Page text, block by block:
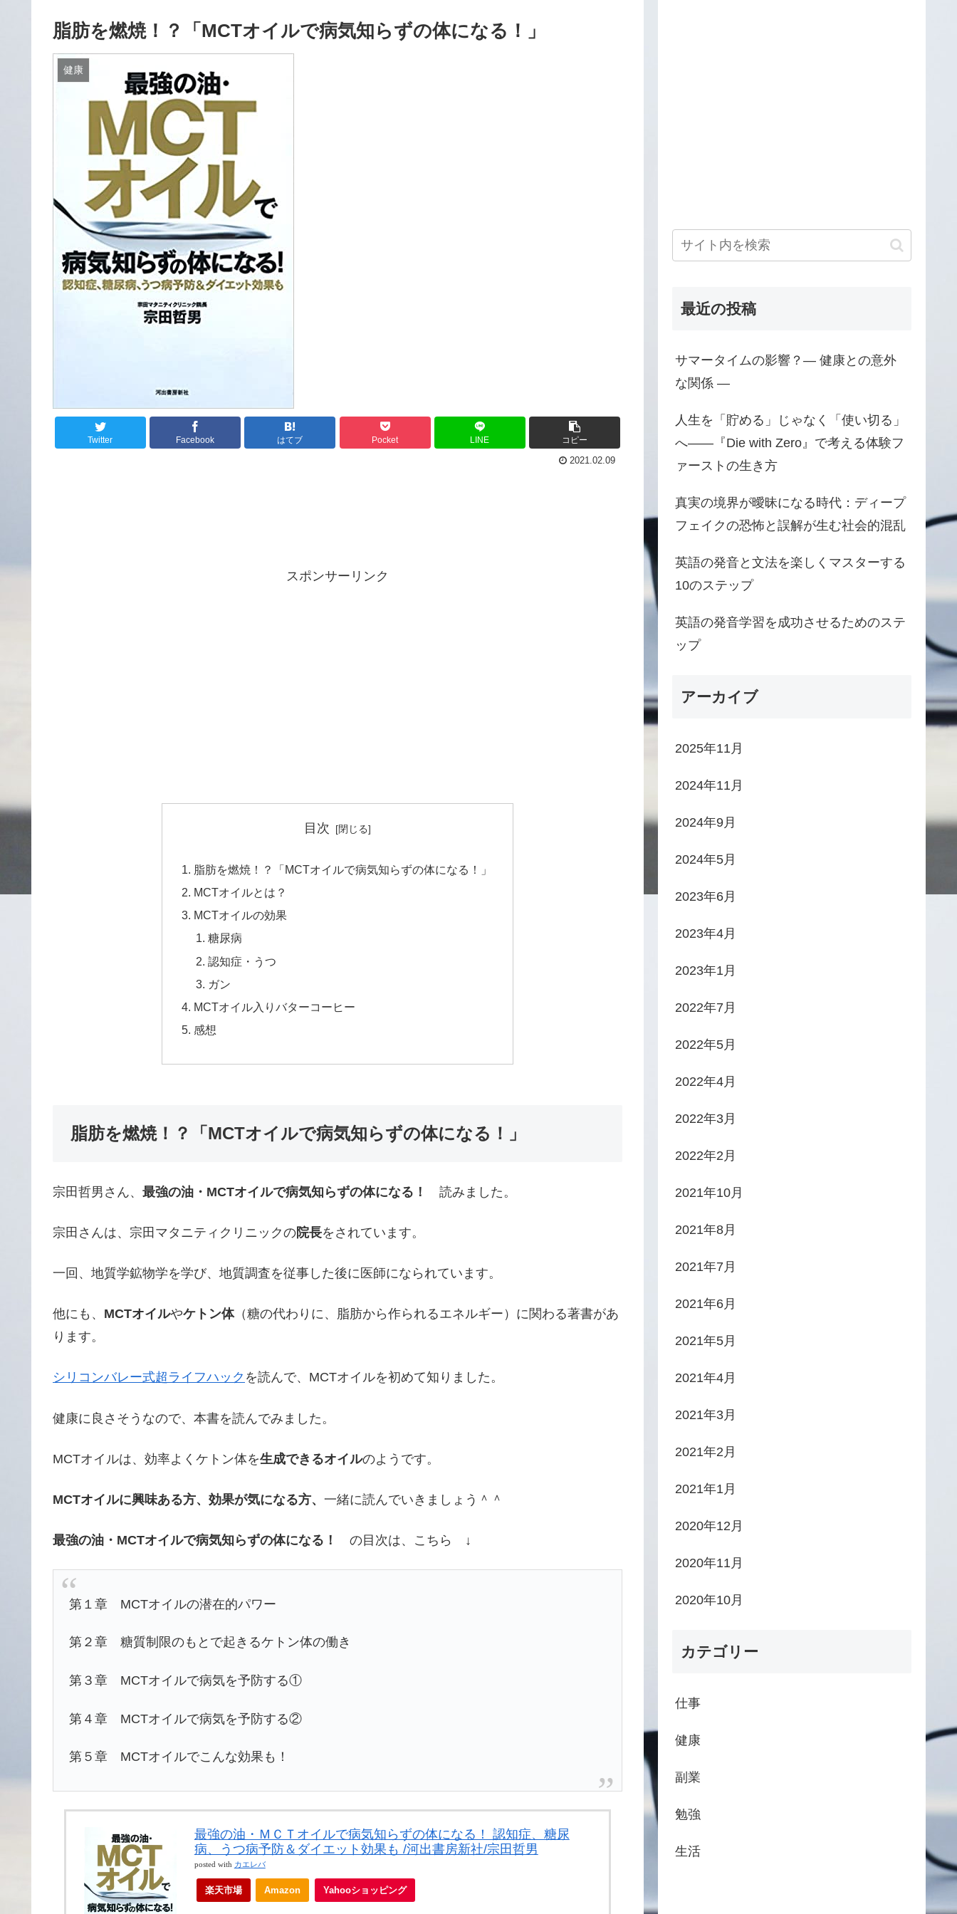
脂肪を燃焼！？「MCTオイルで病気知らずの体になる！」
健康
Twitter Facebook はてブ Pocket LINE コピー
2021.02.09
スポンサーリンク
目次
脂肪を燃焼！？「MCTオイルで病気知らずの体になる！」
MCTオイルとは？
MCTオイルの効果
糖尿病
認知症・うつ
ガン
MCTオイル入りバターコーヒー
感想
脂肪を燃焼！？「MCTオイルで病気知らずの体になる！」
宗田哲男さん、 最強の油・MCTオイルで病気知らずの体になる！ 読みました。
宗田さんは、宗田マタニティクリニックの院長をされています。
一回、地質学鉱物学を学び、地質調査を従事した後に医師になられています。
他にも、 MCTオイルやケトン体（糖の代わりに、脂肪から作られるエネルギー）に関わる著書があ
ります。
シリコンバレー式超ライフハック を読んで、MCTオイルを初めて知りました。
健康に良さそうなので、本書を読んでみました。
MCTオイルは、効率よくケトン体を生成できるオイルのようです。
MCTオイルに興味ある方、効果が気になる方、 一緒に読んでいきましょう＾＾
最強の油・MCTオイルで病気知らずの体になる！ の目次は、こちら ↓
第１章 MCTオイルの潜在的パワー
第２章 糖質制限のもとで起きるケトン体の働き
第３章 MCTオイルで病気を予防する①
第４章 MCTオイルで病気を予防する②
第５章 MCTオイルでこんな効果も！
最強の油・ＭＣＴオイルで病気知らずの体になる！ 認知症、糖尿
病、うつ病予防＆ダイエット効果も /河出書房新社/宗田哲男
posted with カエレバ
楽天市場 Amazon Yahooショッピング
最近の投稿
サマータイムの影響？― 健康との意外
な関係 ―
人生を「貯める」じゃなく「使い切る」
へ――『Die with Zero』で考える体験フ
ァーストの生き方
真実の境界が曖昧になる時代：ディープ
フェイクの恐怖と誤解が生む社会的混乱
英語の発音と文法を楽しくマスターする
10のステップ
英語の発音学習を成功させるためのステ
ップ
アーカイブ
2025年11月
2024年11月
2024年9月
2024年5月
2023年6月
2023年4月
2023年1月
2022年7月
2022年5月
2022年4月
2022年3月
2022年2月
2021年10月
2021年8月
2021年7月
2021年6月
2021年5月
2021年4月
2021年3月
2021年2月
2021年1月
2020年12月
2020年11月
2020年10月
カテゴリー
仕事
健康
副業
勉強
生活